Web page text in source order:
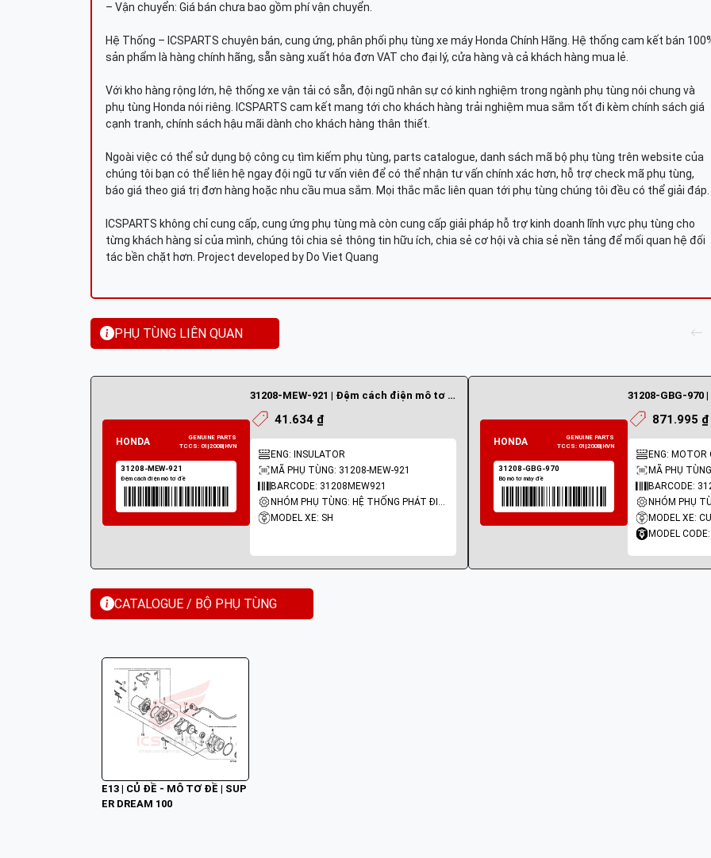
– Vận chuyển: Giá bán chưa bao gồm phí vận chuyển.
Hệ Thống – ICSPARTS chuyên bán, cung ứng, phân phối phụ tùng xe máy Honda Chính Hãng. Hệ thống cam kết bán
sản phẩm là hàng chính hãng, sẵn sàng xuất hóa đơn VAT cho đại lý, cửa hàng và cả khách hàng mua lẻ.
Với kho hàng rộng lớn, hệ thống xe vận tải có sẵn, đội ngũ nhân sự có kinh nghiệm trong ngành phụ tùng nói chung và
phụ tùng Honda nói riêng. ICSPARTS cam kết mang tới cho khách hàng trải nghiệm mua sắm tốt đi kèm chính sách giá
cạnh tranh, chính sách hậu mãi dành cho khách hàng thân thiết.
Ngoài việc có thể sử dụng bộ công cụ tìm kiếm phụ tùng, parts catalogue, danh sách mã bộ phụ tùng trên website của
chúng tôi bạn có thể liên hệ ngay đội ngũ tư vấn viên để có thể nhận tư vấn chính xác hơn, hỗ trợ check mã phụ tùng,
báo giá theo giá trị đơn hàng hoặc nhu cầu mua sắm. Mọi thắc mắc liên quan tới phụ tùng chúng tôi đều có thể giải đáp.
ICSPARTS không chỉ cung cấp, cung ứng phụ tùng mà còn cung cấp giải pháp hỗ trợ kinh doanh lĩnh vực phụ tùng cho
từng khách hàng sỉ của mình, chúng tôi chia sẻ thông tin hữu ích, chia sẻ cơ hội và chia sẻ nền tảng để mối quan hệ đối
tác bền chặt hơn. Project developed by Do Viet Quang
PHỤ TÙNG LIÊN QUAN
31208-MEW-921 | Đệm cách điện mô tơ đề
41.634 ₫
ENG: INSULATOR
MÃ PHỤ TÙNG: 31208-MEW-921
BARCODE: 31208MEW921
NHÓM PHỤ TÙNG: HỆ THỐNG PHÁT ĐIỆN
MODEL XE: SH
31208-GBG-970
871.995 ₫
ENG: MOTOR
MÃ PHỤ
BARCODE:
MODEL XE:
MODEL CODE:
CATALOGUE / BỘ PHỤ TÙNG
E13 | CỦ ĐỀ - MÔ TƠ ĐỀ | SUP
ER DREAM 100